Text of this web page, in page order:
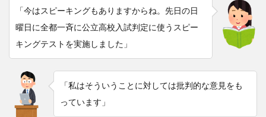
「今はスピーキングもありますからね。先日の日
曜日に全都一斉に公立高校入試判定に使うスピー
キングテストを実施しました」
「私はそういうことに対しては批判的な意見をも
っています」